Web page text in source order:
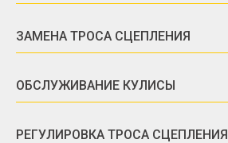
ЗАМЕНА ТРОСА СЦЕПЛЕНИЯ
ОБСЛУЖИВАНИЕ КУЛИСЫ
РЕГУЛИРОВКА ТРОСА СЦЕПЛЕНИЯ